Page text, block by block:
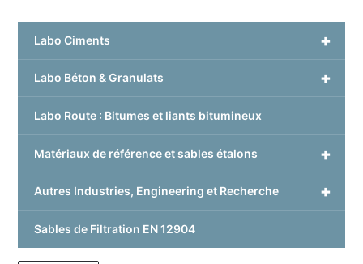
+
Labo Ciments
+
Labo Béton & Granulats
Labo Route : Bitumes et liants bitumineux
+
Matériaux de référence et sables étalons
+
Autres Industries, Engineering et Recherche
Sables de Filtration EN 12904